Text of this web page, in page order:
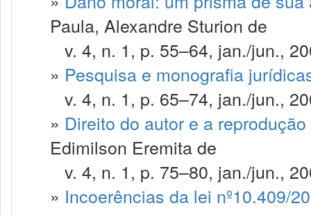
Paula, Alexandre Sturion de
v. 4, n. 1, p. 55–64, jan./jun.,
» Pesquisa e monografia
v. 4, n. 1, p. 65–74, jan./jun.,
» Direito do autor e a
Edimilson Eremita de
v. 4, n. 1, p. 75–80, jan./jun.,
» Incoerências da lei nº10.409/